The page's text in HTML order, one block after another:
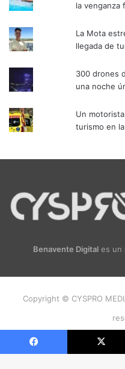
la venganza
La Mota
llegada de
300 drones
una noche
Un
turismo en
Benavente Digital es un
Copyright © CYSPRO
Facebook X